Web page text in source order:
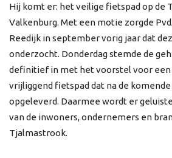
Hij komt er: het veilige fietspad op de
Valkenburg. Met een motie zorgde
Reedijk in september vorig jaar dat
onderzocht. Donderdag stemde de
definitief in met het voorstel voor een
vrijliggend fietspad dat na de
opgeleverd. Daarmee wordt er
van de inwoners, ondernemers en
Tjalmastrook.